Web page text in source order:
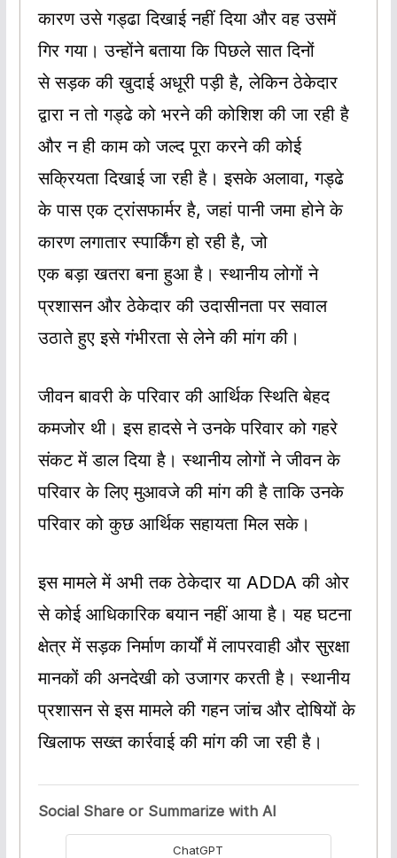
कारण उसे गड्ढा दिखाई नहीं दिया और वह उसमें
गिर गया। उन्होंने बताया कि पिछले सात दिनों
से सड़क की खुदाई अधूरी पड़ी है, लेकिन ठेकेदार
द्वारा न तो गड्ढे को भरने की कोशिश की जा रही है
और न ही काम को जल्द पूरा करने की कोई
सक्रियता दिखाई जा रही है। इसके अलावा, गड्ढे
के पास एक ट्रांसफार्मर है, जहां पानी जमा होने के
कारण लगातार स्पार्किंग हो रही है, जो
एक बड़ा खतरा बना हुआ है। स्थानीय लोगों ने
प्रशासन और ठेकेदार की उदासीनता पर सवाल
उठाते हुए इसे गंभीरता से लेने की मांग की।
जीवन बावरी के परिवार की आर्थिक स्थिति बेहद
कमजोर थी। इस हादसे ने उनके परिवार को गहरे
संकट में डाल दिया है। स्थानीय लोगों ने जीवन के
परिवार के लिए मुआवजे की मांग की है ताकि उनके
परिवार को कुछ आर्थिक सहायता मिल सके।
इस मामले में अभी तक ठेकेदार या ADDA की ओर
से कोई आधिकारिक बयान नहीं आया है। यह घटना
क्षेत्र में सड़क निर्माण कार्यों में लापरवाही और सुरक्षा
मानकों की अनदेखी को उजागर करती है। स्थानीय
प्रशासन से इस मामले की गहन जांच और दोषियों के
खिलाफ सख्त कार्रवाई की मांग की जा रही है।
Social Share or Summarize with AI
ChatGPT